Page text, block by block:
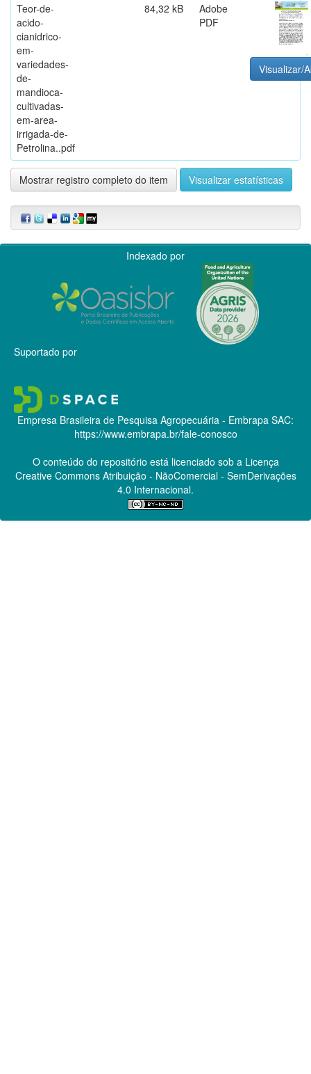
Teor-de-
acido-
cianidrico-
em-
variedades-
de-
mandioca-
cultivadas-
em-area-
irrigada-de-
Petrolina..pdf
84,32 kB
Adobe
PDF
Visualizar/
Mostrar registro completo do item Visualizar estatísticas
Indexado por
Suportado por
Empresa Brasileira de Pesquisa Agropecuária - Embrapa SAC:
https://www.embrapa.br/fale-conosco
O conteúdo do repositório está licenciado sob a Licença
Creative CommonsAtribuição - NãoComercial - SemDerivações
4.0 Internacional.